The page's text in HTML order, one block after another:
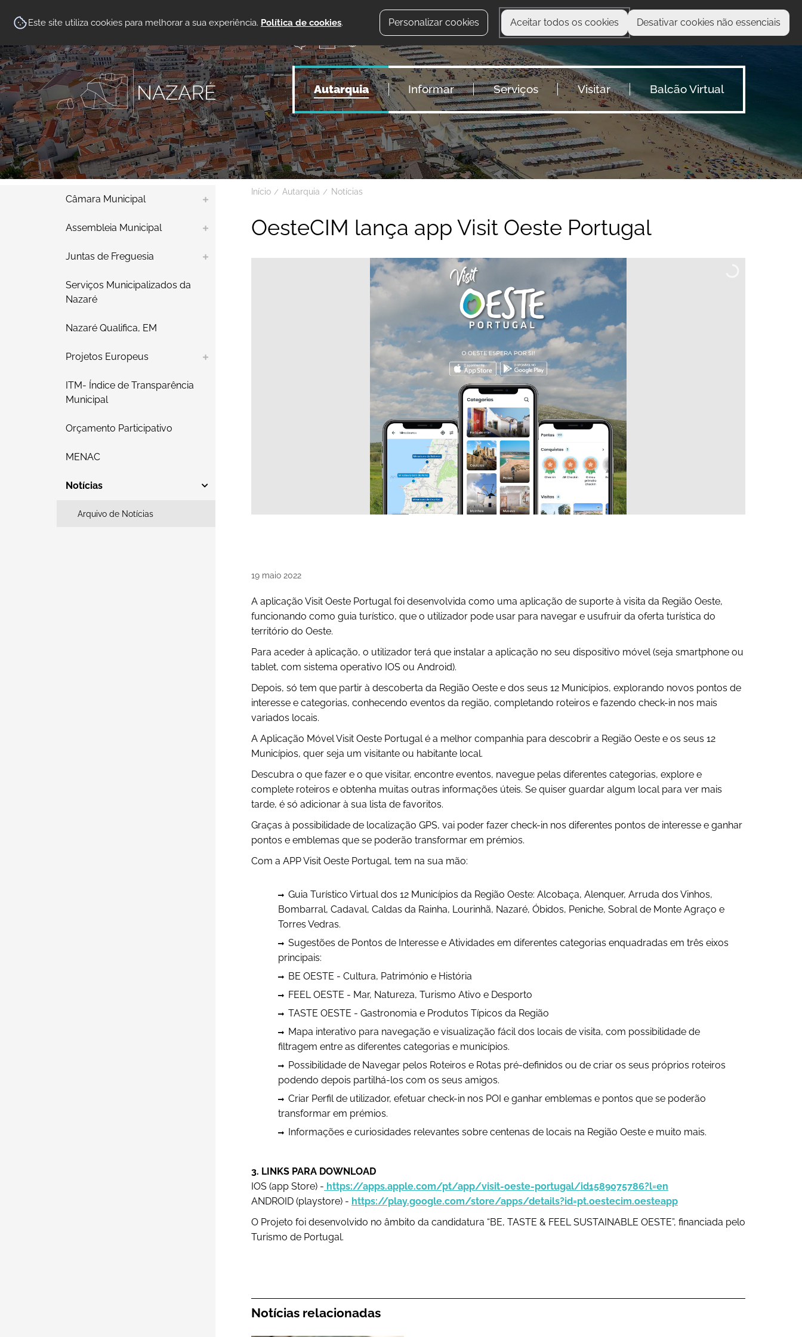
Este site utiliza cookies para melhorar a sua experiência. Política de cookies. Personalizar cookies Aceitar todos os cookies Desativar cookies não essenciais
O que procura?
Autarquia Informar Serviços Visitar Balcão Virtual
Câmara Municipal
Assembleia Municipal
Juntas de Freguesia
Serviços Municipalizados da
Nazaré
Nazaré Qualifica, EM
Projetos Europeus
ITM- Índice de Transparência
Municipal
Orçamento Participativo
MENAC
Notícias
Arquivo de Notícias
Início Autarquia Notícias
OesteCIM lança app Visit Oeste Portugal
19 maio 2022
A aplicação Visit Oeste Portugal foi desenvolvida como uma aplicação de suporte à visita da Região Oeste,
funcionando como guia turístico, que o utilizador pode usar para navegar e usufruir da oferta turística do
território do Oeste.
Para aceder à aplicação, o utilizador terá que instalar a aplicação no seu dispositivo móvel (seja smartphone ou
tablet, com sistema operativo IOS ou Android).
Depois, só tem que partir à descoberta da Região Oeste e dos seus 12 Municípios, explorando novos pontos de
interesse e categorias, conhecendo eventos da região, completando roteiros e fazendo check-in nos mais
variados locais.
A Aplicação Móvel Visit Oeste Portugal é a melhor companhia para descobrir a Região Oeste e os seus 12
Municípios, quer seja um visitante ou habitante local.
Descubra o que fazer e o que visitar, encontre eventos, navegue pelas diferentes categorias, explore e
complete roteiros e obtenha muitas outras informações úteis. Se quiser guardar algum local para ver mais
tarde, é só adicionar à sua lista de favoritos.
Graças à possibilidade de localização GPS, vai poder fazer check-in nos diferentes pontos de interesse e ganhar
pontos e emblemas que se poderão transformar em prémios.
Com a APP Visit Oeste Portugal, tem na sua mão:
Guia Turístico Virtual dos 12 Municípios da Região Oeste: Alcobaça, Alenquer, Arruda dos Vinhos,
Bombarral, Cadaval, Caldas da Rainha, Lourinhã, Nazaré, Óbidos, Peniche, Sobral de Monte Agraço e
Torres Vedras.
Sugestões de Pontos de Interesse e Atividades em diferentes categorias enquadradas em três eixos
principais:
BE OESTE - Cultura, Património e História
FEEL OESTE - Mar, Natureza, Turismo Ativo e Desporto
TASTE OESTE - Gastronomia e Produtos Típicos da Região
Mapa interativo para navegação e visualização fácil dos locais de visita, com possibilidade de
filtragem entre as diferentes categorias e municípios.
Possibilidade de Navegar pelos Roteiros e Rotas pré-definidos ou de criar os seus próprios roteiros
podendo depois partilhá-los com os seus amigos.
Criar Perfil de utilizador, efetuar check-in nos POI e ganhar emblemas e pontos que se poderão
transformar em prémios.
Informações e curiosidades relevantes sobre centenas de locais na Região Oeste e muito mais.
3. LINKS PARA DOWNLOAD
IOS (app Store) - https://apps.apple.com/pt/app/visit-oeste-portugal/id1589075786?l=en
ANDROID (playstore) - https://play.google.com/store/apps/details?id=pt.oestecim.oesteapp
O Projeto foi desenvolvido no âmbito da candidatura “BE, TASTE & FEEL SUSTAINABLE OESTE”, financiada pelo
Turismo de Portugal.
Notícias relacionadas